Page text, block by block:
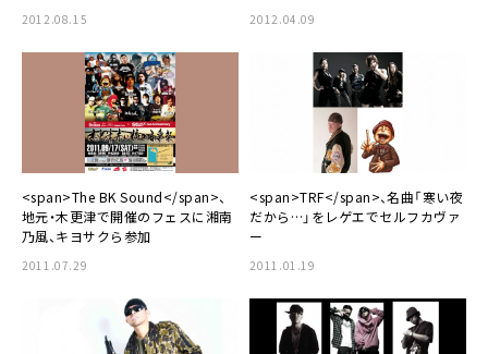
2012.08.15 2012.04.09
<span>The BK Sound</span>、
地元・木更津で開催のフェスに湘南
乃風、キヨサクら参加
2011.07.29
<span>TRF</span>、名曲「寒い夜
だから…」をレゲエでセルフカヴァ
ー
2011.01.19